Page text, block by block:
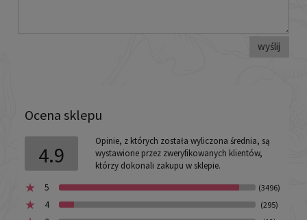
wyślij
Ocena sklepu
4.9
Opinie, z których została wyliczona średnia, są
wystawione przez zweryfikowanych klientów,
którzy dokonali zakupu w sklepie.
5
(3496)
4 (295)